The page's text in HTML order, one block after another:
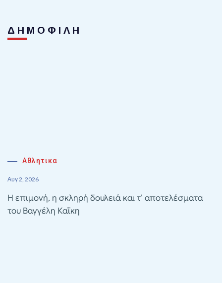
ΔΗΜΟΦΙΛΗ
Αθλητικα
Αυγ 2, 2026
Η επιμονή, η σκληρή δουλειά και τ’ αποτελέσματα
του Βαγγέλη Καΐκη